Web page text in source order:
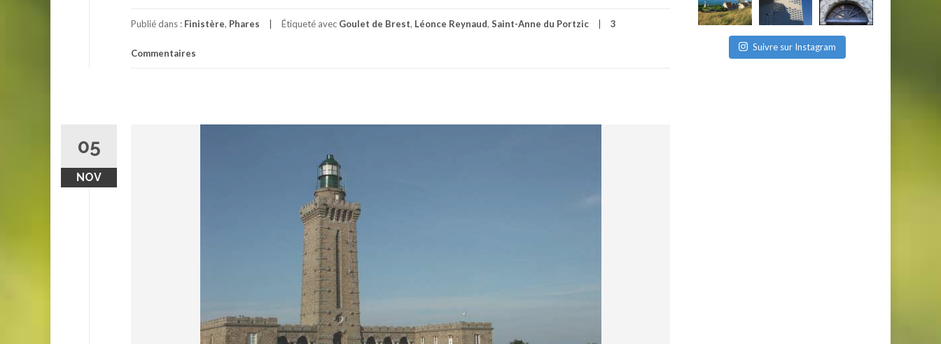
Publié dans : Finistère, Phares Étiqueté avec Goulet de Brest, Léonce Reynaud, Saint-Anne du Portzic 3
Commentaires
05
NOV
Suivre sur Instagram